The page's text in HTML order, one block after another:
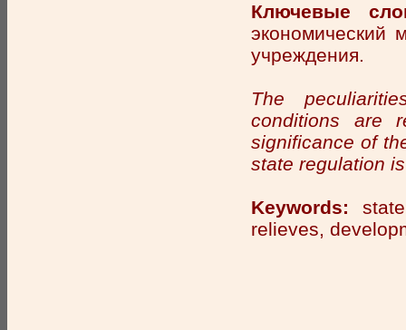
Ключевые
экономический
учреждения.
The
conditions are
significance of
state regulation
Keywords:
relieves,